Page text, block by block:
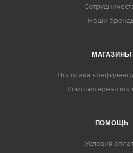
Наши
МАГАЗИНЫ
Политика
Компьютерная
ПОМОЩЬ
Условия